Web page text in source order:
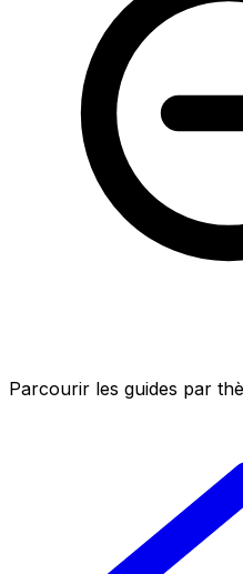
Parcourir les guides par